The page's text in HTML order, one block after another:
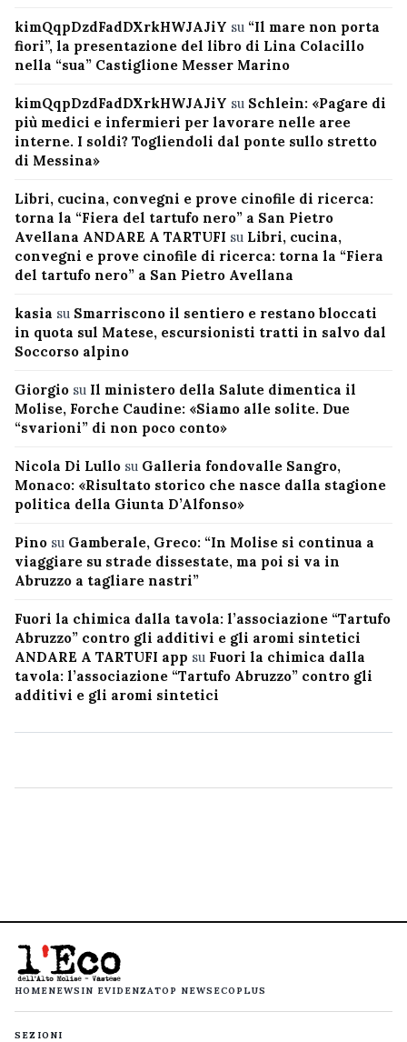
kimQqpDzdFadDXrkHWJAJiY su “Il mare non porta
fiori”, la presentazione del libro di Lina Colacillo
nella “sua” Castiglione Messer Marino
kimQqpDzdFadDXrkHWJAJiY su Schlein: «Pagare di
più medici e infermieri per lavorare nelle aree
interne. I soldi? Togliendoli dal ponte sullo stretto
di Messina»
Libri, cucina, convegni e prove cinofile di ricerca:
torna la “Fiera del tartufo nero” a San Pietro
Avellana ANDARE A TARTUFI su Libri, cucina,
convegni e prove cinofile di ricerca: torna la “Fiera
del tartufo nero” a San Pietro Avellana
kasia su Smarriscono il sentiero e restano bloccati
in quota sul Matese, escursionisti tratti in salvo dal
Soccorso alpino
Giorgio su Il ministero della Salute dimentica il
Molise, Forche Caudine: «Siamo alle solite. Due
“svarioni” di non poco conto»
Nicola Di Lullo su Galleria fondovalle Sangro,
Monaco: «Risultato storico che nasce dalla stagione
politica della Giunta D’Alfonso»
Pino su Gamberale, Greco: “In Molise si continua a
viaggiare su strade dissestate, ma poi si va in
Abruzzo a tagliare nastri”
Fuori la chimica dalla tavola: l’associazione “Tartufo
Abruzzo” contro gli additivi e gli aromi sintetici
ANDARE A TARTUFI app su Fuori la chimica dalla
tavola: l’associazione “Tartufo Abruzzo” contro gli
additivi e gli aromi sintetici
HOMENEWS IN EVIDENZATOP NEWS ECOPLUS
SEZIONI